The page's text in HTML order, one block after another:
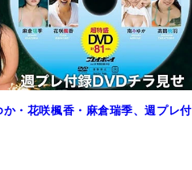
か・花咲楓香・麻倉瑞季、週プレ付